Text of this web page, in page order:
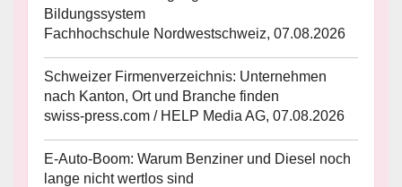
Bildungssystem
Fachhochschule Nordwestschweiz, 07.08.2026
Schweizer Firmenverzeichnis: Unternehmen
nach Kanton, Ort und Branche finden
swiss-press.com / HELP Media AG, 07.08.2026
E-Auto-Boom: Warum Benziner und Diesel noch
lange nicht wertlos sind